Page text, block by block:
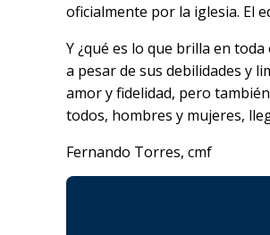
oficialmente por la iglesia. El
Y ¿qué es lo que brilla en
a pesar de sus debilidades y
amor y fidelidad, pero
todos, hombres y mujeres,
Fernando Torres, cmf